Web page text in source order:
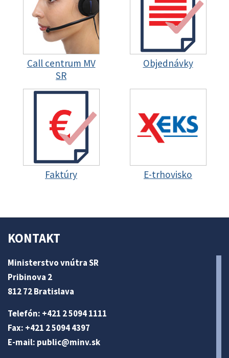
Call centrum MV
SR
Objednávky
Faktúry E-trhovisko
KONTAKT
Ministerstvo vnútra SR
Pribinova 2
812 72 Bratislava
Telefón: +421 2 5094 1111
Fax: +421 2 5094 4397
E-mail: public@minv.sk